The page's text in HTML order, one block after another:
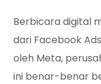
Berbicara digital
dari Facebook
oleh Meta,
ini benar-benar